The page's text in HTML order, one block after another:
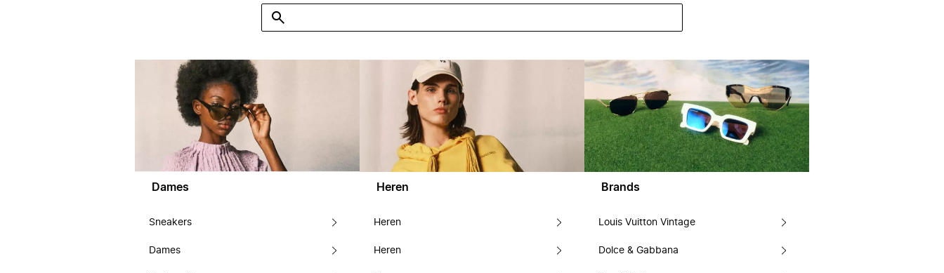
Dames
Sneakers
Dames
Heren
Heren
Heren
Brands
Louis Vuitton Vintage
Dolce & Gabbana